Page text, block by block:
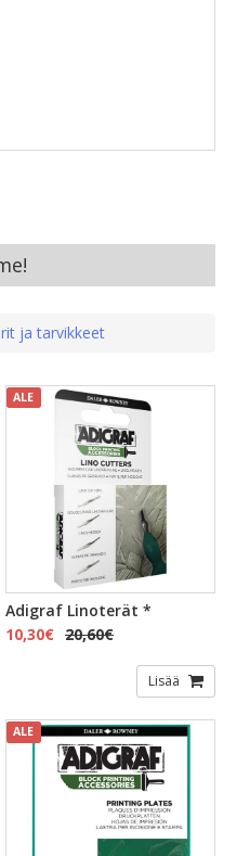
ja tarvikkeet
ALE
Adigraf Linoterät *
10,30€ 20,60€
Lisää
ALE